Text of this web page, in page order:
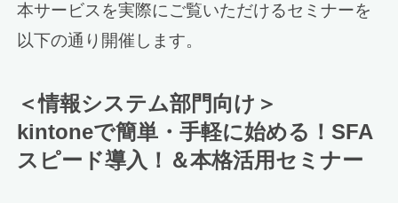
本サービスを実際にご覧いただけるセミナーを
以下の通り開催します。
＜情報システム部門向け＞
kintoneで簡単・手軽に始める！SFA
スピード導入！＆本格活用セミナー